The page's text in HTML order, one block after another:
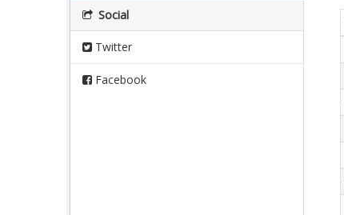
Social
Twitter
Facebook